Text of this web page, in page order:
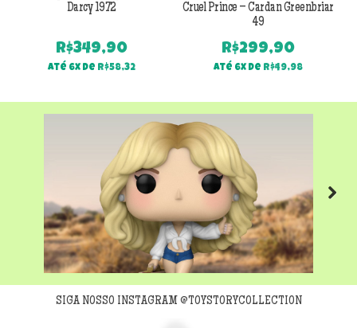
Darcy 1972
R$349,90
Até 6x de R$58,32
Cruel Prince – Cardan Greenbriar
49
R$299,90
Até 6x de R$49,98
Next
SIGA NOSSO INSTAGRAM @TOYSTORYCOLLECTION